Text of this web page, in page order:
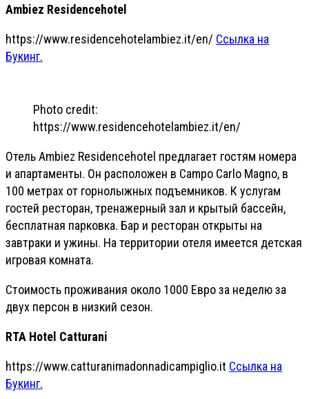
Ambiez Residencehotel
https://www.residencehotelambiez.it/en/ Ссылка на
Букинг.
Photo credit:
https://www.residencehotelambiez.it/en/
Отель Ambiez Residencehotel предлагает гостям номера
и апартаменты. Он расположен в Campo Carlo Magno, в
100 метрах от горнолыжных подъемников. К услугам
гостей ресторан, тренажерный зал и крытый бассейн,
бесплатная парковка. Бар и ресторан открыты на
завтраки и ужины. На территории отеля имеется детская
игровая комната.
Стоимость проживания около 1000 Евро за неделю за
двух персон в низкий сезон.
RTA Hotel Catturani
https://www.catturanimadonnadicampiglio.it Ссылка на
Букинг.